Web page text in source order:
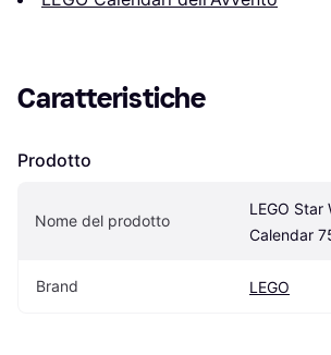
Caratteristiche
Prodotto
Nome del prodotto
LEGO Star
Calendar
Brand LEGO